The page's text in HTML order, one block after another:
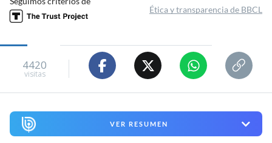
Ética y transparencia de BBCL
4420
visitas
VER RESUMEN